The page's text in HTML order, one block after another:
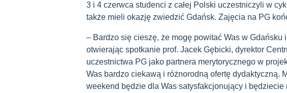
3 i 4 czerwca studenci z całej Polski uczestniczyli w
także mieli okazję zwiedzić Gdańsk. Zajęcia na PG
– Bardzo się cieszę, że mogę powitać Was w Gdańsku
otwierając spotkanie prof. Jacek Gębicki, dyrektor
uczestnictwa PG jako partnera merytorycznego w
Was bardzo ciekawą i różnorodną ofertę dydaktyczną.
weekend będzie dla Was satysfakcjonujący i